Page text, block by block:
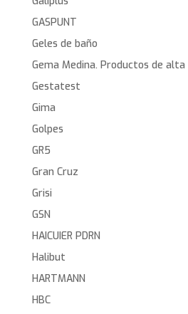
GASPUNT
Geles de baño
Gema Medina. Productos de
Gestatest
Gima
Golpes
GR5
Gran Cruz
Grisi
GSN
HAICUIER PDRN
Halibut
HARTMANN
HBC